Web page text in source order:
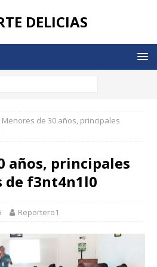
DELICIAS
Menores de 30 años, principales
años, principales
de f3nt4n1l0
Reportero1